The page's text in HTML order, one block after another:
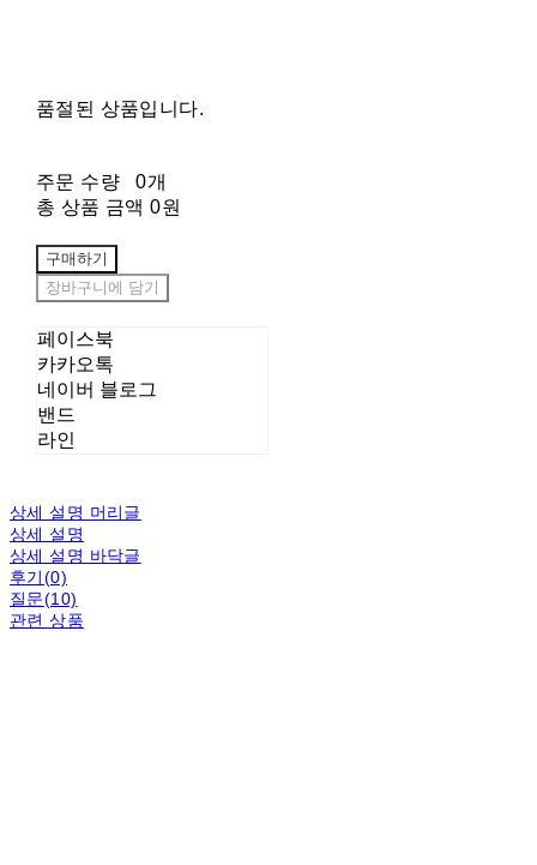
품절된 상품입니다.
주문 수량
0개
총 상품 금액 0원
구매하기
장바구니에 담기
페이스북
카카오톡
네이버 블로그
밴드
라인
상세 설명 머리글
상세 설명
상세 설명 바닥글
후기(0)
질문(10)
관련 상품